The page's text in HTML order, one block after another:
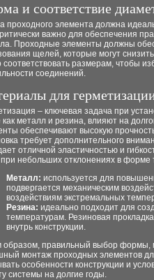
и соответствие
проходного элемента должна
важно для обеспечения
Проходные элементы должны
щелей, которые могут
соответствовать размерам, чтобы
соединений.
для
– ключевая задача при
как металл и резина, влияют на
обеспечивают высокую
требует дополнительного
отличной эластичностью и
небольших отклонениях в форме
Металл: используется для
подвергается механическим
воздействиям экстремальных
Резина: идеально подходит для
температурам. Резиновая
внутрь конструкции.
образом, правильный выбор формы,
монтаж проходных элементов
особенности конструкции и
системы на долгие годы.